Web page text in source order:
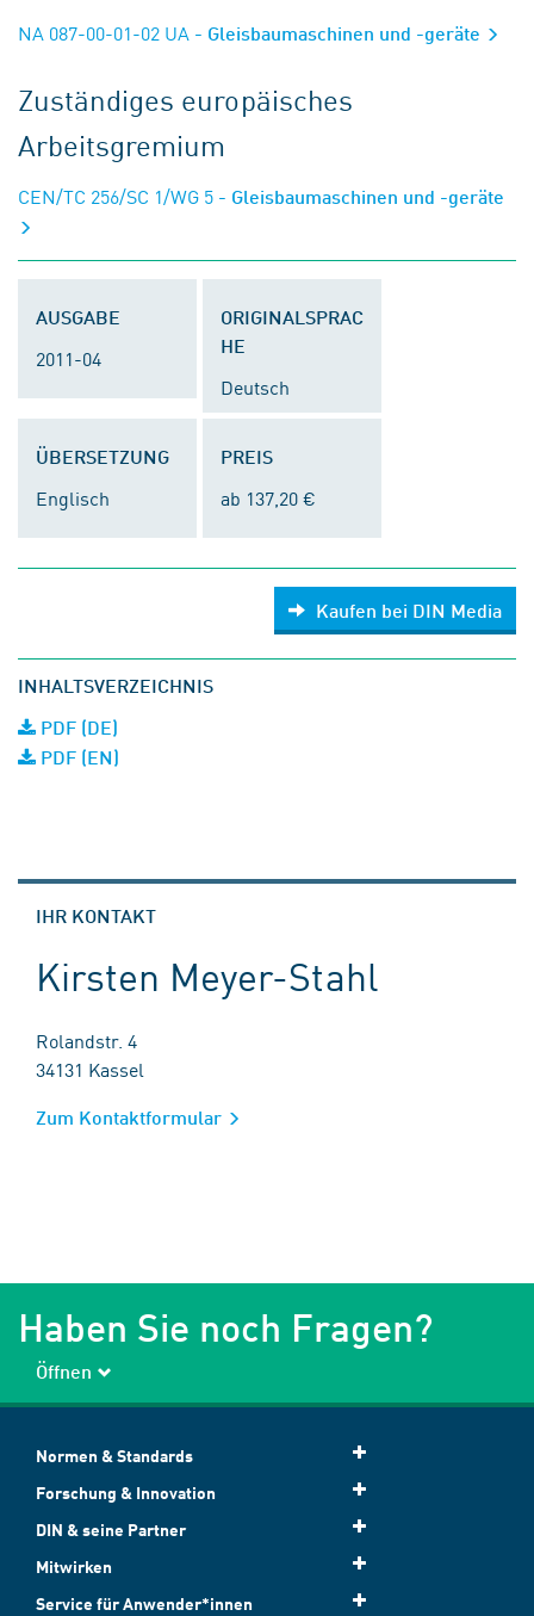
NA 087-00-01-02 UA - Gleisbaumaschinen und -geräte
Zuständiges europäisches
Arbeitsgremium
CEN/TC 256/SC 1/WG 5 - Gleisbaumaschinen und -geräte
AUSGABE
2011-04
ORIGINALSPRAC
HE
Deutsch
ÜBERSETZUNG
Englisch
PREIS
ab 137,20 €
Kaufen bei DIN Media
INHALTSVERZEICHNIS
PDF (DE)
PDF (EN)
IHR KONTAKT
Kirsten Meyer-Stahl
Rolandstr. 4
34131 Kassel
Zum Kontaktformular
Haben Sie noch Fragen?
Öffnen
Normen & Standards
Forschung & Innovation
DIN & seine Partner
Mitwirken
Service für Anwender*innen